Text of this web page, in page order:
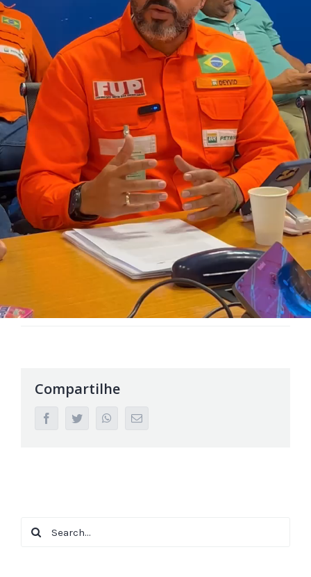
governo passado. “A FUP participou da
transição do governo de forma especial no
capítulo da energia, traçou diagnóstico do que
precisava ser feito e agora, depois de um ano e
quatro meses, o balanço feito traz a
compreensão de que é preciso avançar no
cumprimento mais ágil desse programa de
governo.” afirmou.
Tocador de vídeo
00:00
13 de maio de 2024
Compartilhe
facebooktwitter whatsappEmail
Search